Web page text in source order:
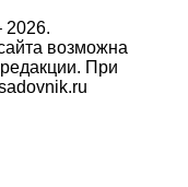
2026.
возможна
При